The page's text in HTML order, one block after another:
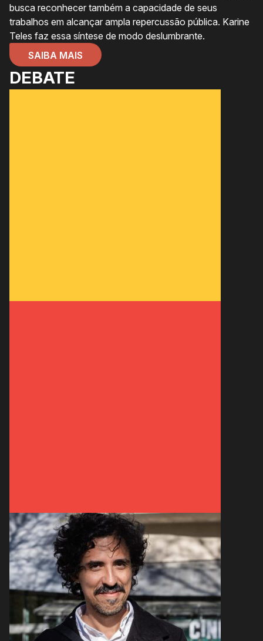
busca reconhecer também a capacidade de seus
trabalhos em alcançar ampla repercussão pública. Karine
Teles faz essa síntese de modo deslumbrante.
SAIBA MAIS
DEBATE